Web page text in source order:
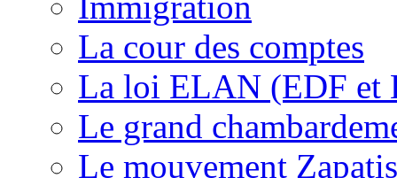
La cour des comptes
La loi ELAN (EDF et
Le grand
Le mouvement